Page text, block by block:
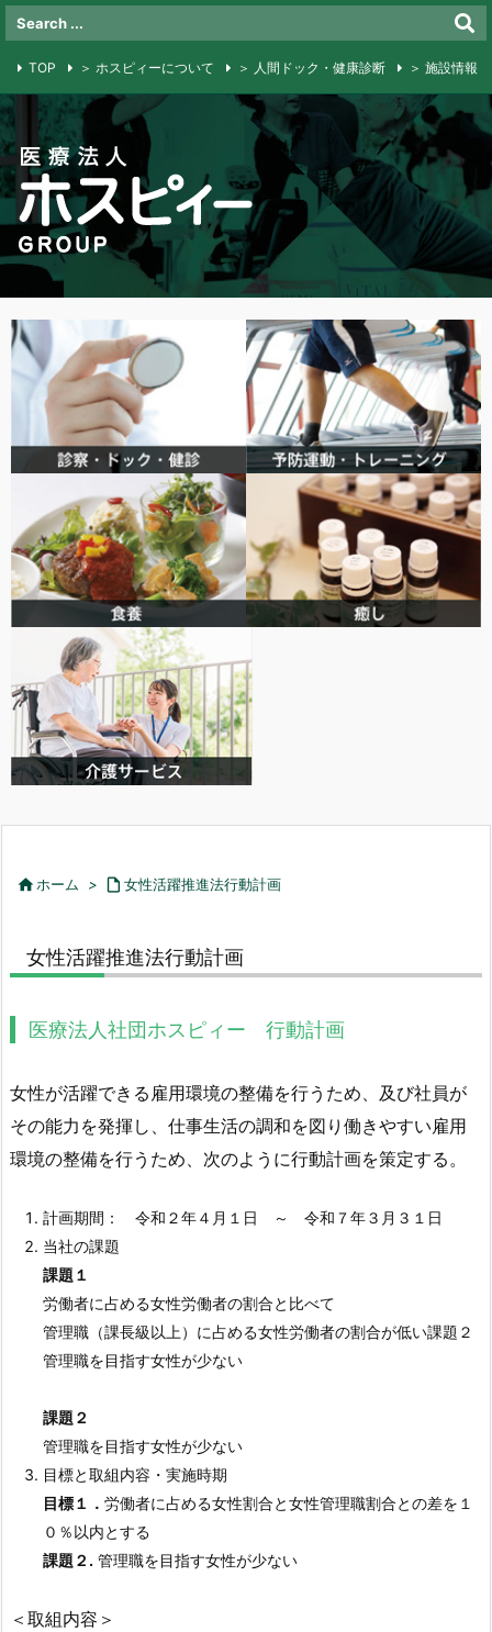
TOP ＞ ホスピィーについて ＞ 人間ドック・健康診断 ＞ 施設情報
ホーム >  女性活躍推進法行動計画
女性活躍推進法行動計画
医療法人社団ホスピィー 行動計画
女性が活躍できる雇用環境の整備を行うため、及び社員が
その能力を発揮し、仕事生活の調和を図り働きやすい雇用
環境の整備を行うため、次のように行動計画を策定する。
計画期間： 令和２年４月１日 ～ 令和７年３月３１日
当社の課題
課題１
労働者に占める女性労働者の割合と比べて
管理職（課長級以上）に占める女性労働者の割合が低い課題２
管理職を目指す女性が少ない
課題２
管理職を目指す女性が少ない
目標と取組内容・実施時期
目標１． 労働者に占める女性割合と女性管理職割合との差を１
０％以内とする
課題２. 管理職を目指す女性が少ない
＜取組内容＞